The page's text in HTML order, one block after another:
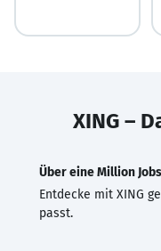
XING –
Über eine Million Jobs
Entdecke mit XING
passt.